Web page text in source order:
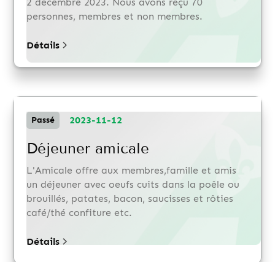
personnes, membres et non membres.
Détails
Passé 2023-11-12
Déjeuner amicale
L'Amicale offre aux membres,famille et amis
un déjeuner avec oeufs cuits dans la poêle ou
brouillés, patates, bacon, saucisses et rôties
café/thé confiture etc.
Détails